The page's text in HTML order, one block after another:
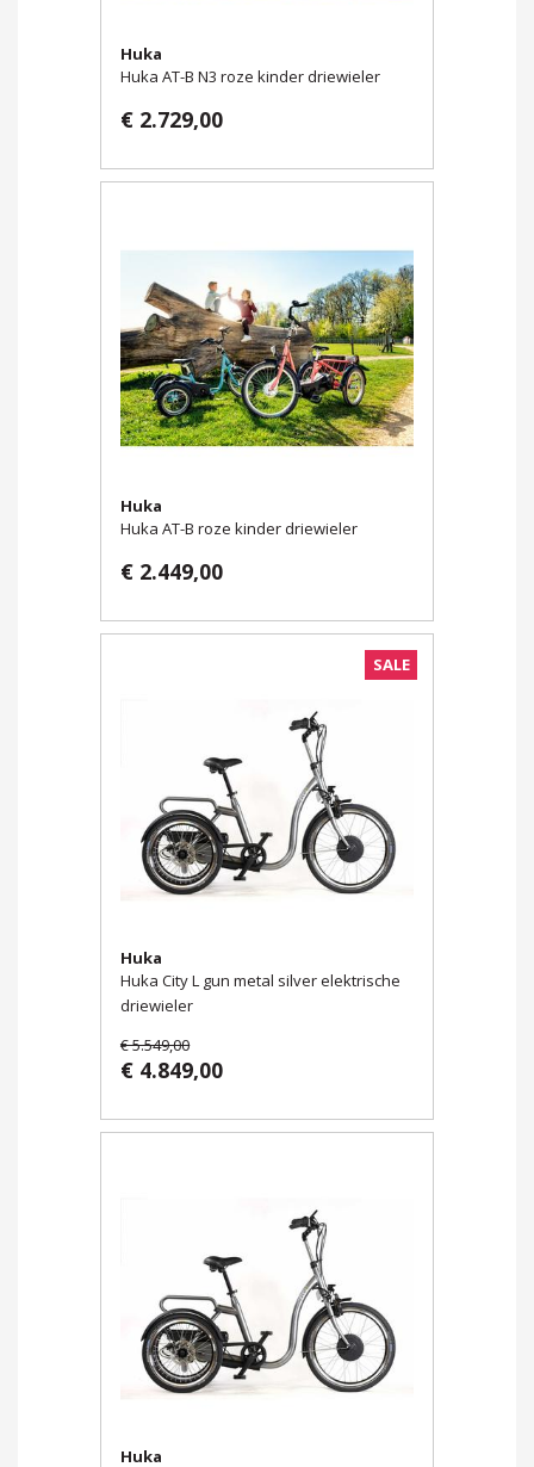
Huka
Huka AT-B N3 roze kinder driewieler
€ 2.729,00
Huka
Huka AT-B roze kinder driewieler
€ 2.449,00
SALE
Huka
Huka City L gun metal silver elektrische
driewieler
€ 5.549,00
€ 4.849,00
Huka